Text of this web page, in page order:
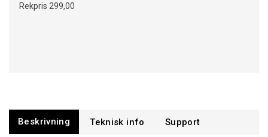
Rekpris 299,00
Beskrivning Support